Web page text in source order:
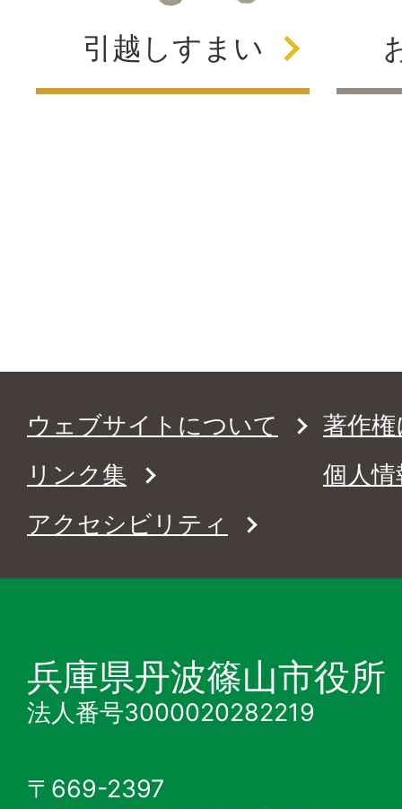
引越しすまい
ウェブサイトについて
著作
リンク集
個人
アクセシビリティ
兵庫県丹波篠山市役所
法人番号3000020282219
〒669-2397